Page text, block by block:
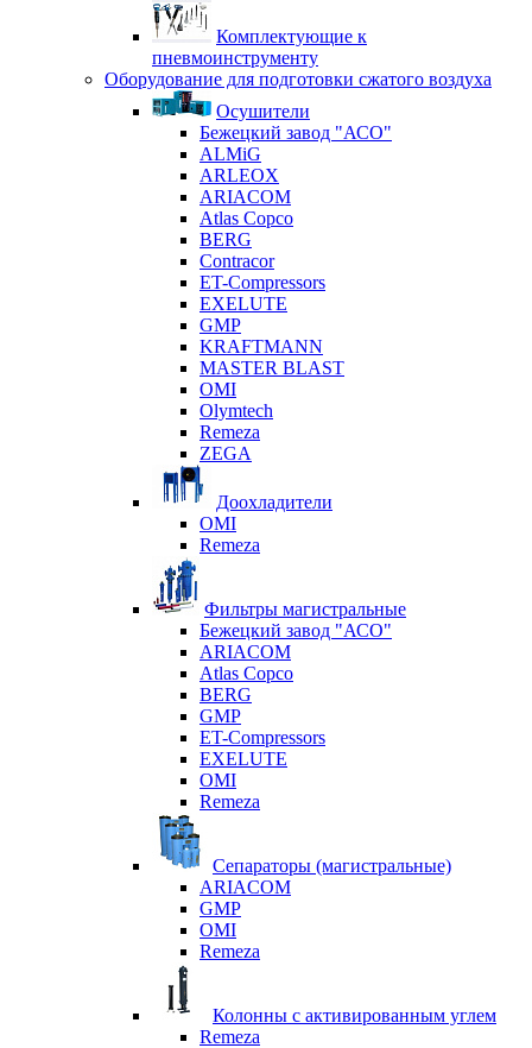
Комплектующие к
пневмоинструменту
Оборудование для подготовки сжатого воздуха
Осушители
Бежецкий завод "АСО"
ALMiG
ARLEOX
ARIACOM
Atlas Copco
BERG
Contracor
ET-Compressors
EXELUTE
GMP
KRAFTMANN
MASTER BLAST
OMI
Olymtech
Remeza
ZEGA
Доохладители
OMI
Remeza
Фильтры магистральные
Бежецкий завод "АСО"
ARIACOM
Atlas Copco
BERG
GMP
ET-Compressors
EXELUTE
OMI
Remeza
Сепараторы (магистральные)
ARIACOM
GMP
OMI
Remeza
Колонны с активированным углем
Remeza